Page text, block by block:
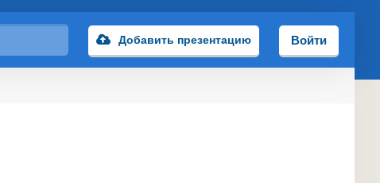
Добавить презентацию Войти